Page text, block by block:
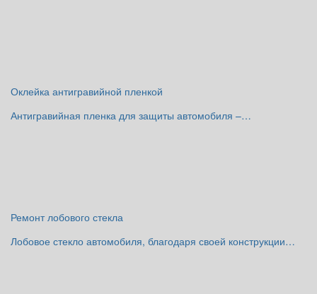
Оклейка антигравийной пленкой
Антигравийная пленка для защиты автомобиля –…
Ремонт лобового стекла
Лобовое стекло автомобиля, благодаря своей конструкции…